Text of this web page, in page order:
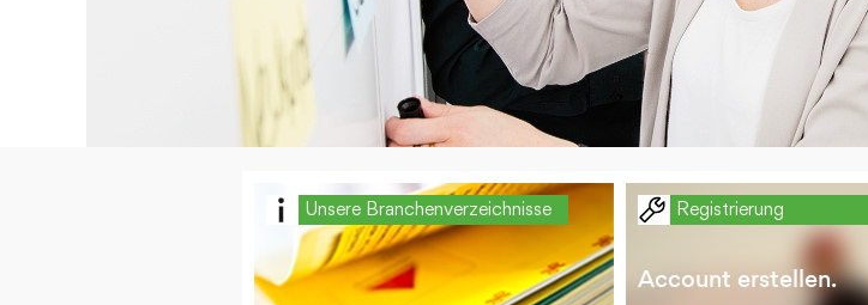
Unsere Branchenverzeichnisse Registrierung
Account erstellen.